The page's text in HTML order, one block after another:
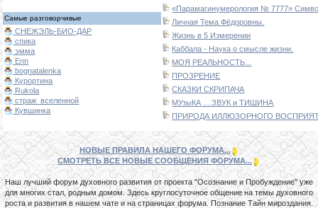
«Парамагинумерология № 7777»
Личная Тема Фёдоровны.
Жизнь в 5 Измерении
Каббала - Наука о смысле жизни.
МОЯ РЕАЛЬНОСТЬ...
ПРОЗРЕНИЕ
СКАЗКИ СКРИПАЧА
МУзыКА ....ЗВУК и ТИШИНА
ПРИРОДА ИЛЛЮЗОРНОГО
Самые разговорчивые
СНЕЖЭЛЬ-БИО-ДАР
спика
эмма
Enn
bognatalenka
Курортина
Rukola
страж_вселенной
Кувшинка
НОВЫЕ ПРАВИЛА НАШЕГО ФОРУМА...
СМОТРЕТЬ ВСЕ НОВЫЕ СООБЩЕНИЯ ФОРУМА...
Наш лучший форум духовного развития от проекта "Осознание и Пробуждение" уже
для многих стал, родным домом. Здесь круглосуточное общение на темы духовного
роста и развития в нашем чате и на страницах форума. Познание Тайн мироздания.